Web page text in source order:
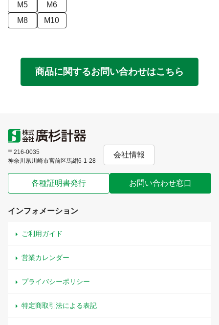
M5
M6
M8
M10
商品に関するお問い合わせはこちら
〒216-0035
神奈川県川崎市宮前区馬絹6-1-28
会社情報
各種証明書発行 お問い合わせ窓口
インフォメーション
ご利用ガイド
営業カレンダー
プライバシーポリシー
特定商取引法による表記